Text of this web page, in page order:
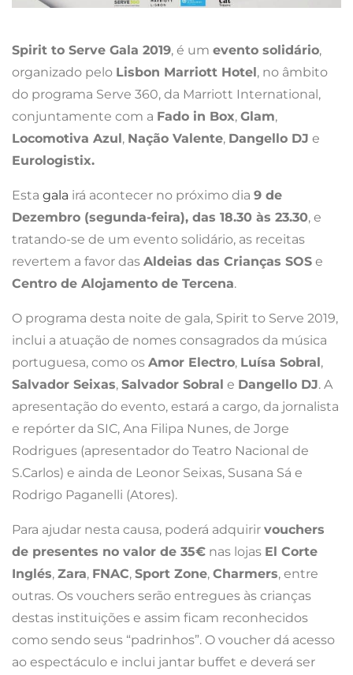
Spirit to Serve Gala 2019, é um evento solidário,
organizado pelo Lisbon Marriott Hotel, no âmbito
do programa Serve 360, da Marriott International,
conjuntamente com a Fado in Box, Glam,
Locomotiva Azul, Nação Valente, Dangello DJ e
Eurologistix.
Esta gala irá acontecer no próximo dia 9 de
Dezembro (segunda-feira), das 18.30 às 23.30, e
tratando-se de um evento solidário, as receitas
revertem a favor das Aldeias das Crianças SOS e
Centro de Alojamento de Tercena.
O programa desta noite de gala, Spirit to Serve 2019,
inclui a atuação de nomes consagrados da música
portuguesa, como os Amor Electro, Luísa Sobral,
Salvador Seixas, Salvador Sobral e Dangello DJ. A
apresentação do evento, estará a cargo, da jornalista
e repórter da SIC, Ana Filipa Nunes, de Jorge
Rodrigues (apresentador do Teatro Nacional de
S.Carlos) e ainda de Leonor Seixas, Susana Sá e
Rodrigo Paganelli (Atores).
Para ajudar nesta causa, poderá adquirir vouchers
de presentes no valor de 35€ nas lojas El Corte
Inglés, Zara, FNAC, Sport Zone, Charmers, entre
outras. Os vouchers serão entregues às crianças
destas instituições e assim ficam reconhecidos
como sendo seus “padrinhos”. O voucher dá acesso
ao espectáculo e inclui jantar buffet e deverá ser